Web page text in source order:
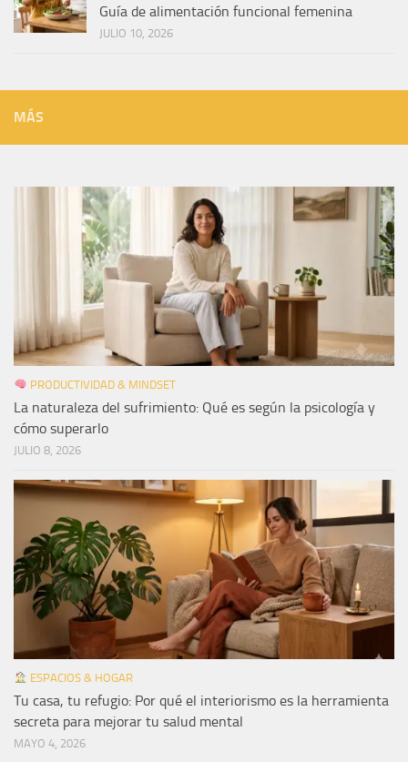
Guía de alimentación funcional femenina
JULIO 10, 2026
MÁS
PRODUCTIVIDAD & MINDSET
La naturaleza del sufrimiento: Qué es según la psicología y
cómo superarlo
JULIO 8, 2026
ESPACIOS & HOGAR
Tu casa, tu refugio: Por qué el interiorismo es la herramienta
secreta para mejorar tu salud mental
MAYO 4, 2026